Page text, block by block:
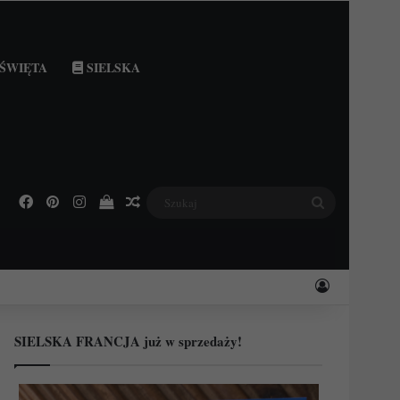
SIELSKA
Facebook
PinterestInstagramPodejrzyj swój koszyk
Losowy wpis
Zaloguj
SIELSKA FRANCJA już w sprzedaży!